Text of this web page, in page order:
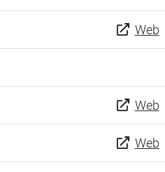
Web
Web
Web